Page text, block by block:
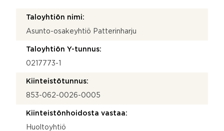
Taloyhtiön nimi:
Asunto-osakeyhtiö Patterinharju
Taloyhtiön Y-tunnus:
0217773-1
Kiinteistötunnus:
853-062-0026-0005
Kiinteistönhoidosta vastaa:
Huoltoyhtiö